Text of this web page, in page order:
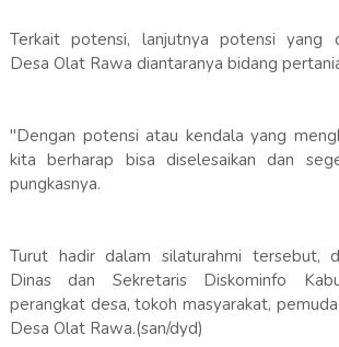
Terkait potensi, lanjutnya potensi yang
Desa Olat Rawa diantaranya bidang
"Dengan potensi atau kendala yang
kita berharap bisa diselesaikan dan
pungkasnya.
Turut hadir dalam silaturahmi tersebut,
Dinas dan Sekretaris Diskominfo
perangkat desa, tokoh masyarakat,
Desa Olat Rawa.(san/dyd)